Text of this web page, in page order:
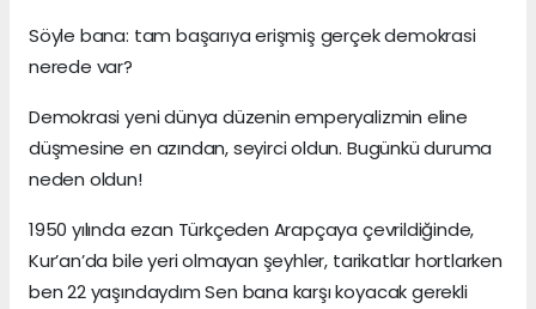
Söyle bana: tam başarıya erişmiş gerçek demokrasi
nerede var?
Demokrasi yeni dünya düzenin emperyalizmin eline
düşmesine en azından, seyirci oldun. Bugünkü duruma
neden oldun!
1950 yılında ezan Türkçeden Arapçaya çevrildiğinde,
Kur’an’da bile yeri olmayan şeyhler, tarikatlar hortlarken
ben 22 yaşındaydım Sen bana karşı koyacak gerekli